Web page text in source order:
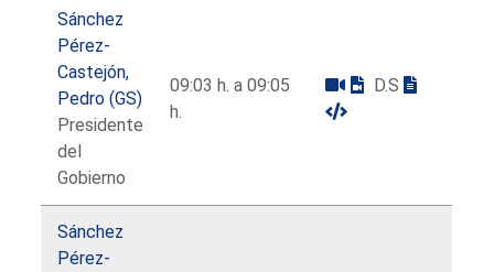
Sánchez
Pérez-
Castejón,
Pedro (GS)
Presidente
del
Gobierno
09:03 h. a 09:05
h.
D.S
Sánchez
Pérez-